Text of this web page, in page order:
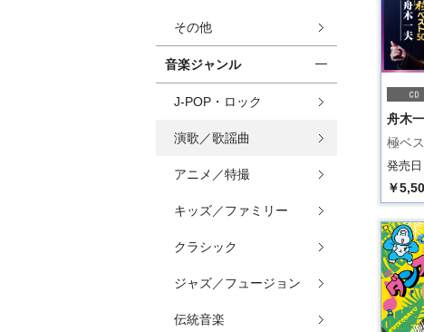
舟木
極ベ
発売
￥
その他
音楽ジャンル
J-POP・ロック
演歌／歌謡曲
アニメ／特撮
キッズ／ファミリー
クラシック
ジャズ／フュージョン
伝統音楽